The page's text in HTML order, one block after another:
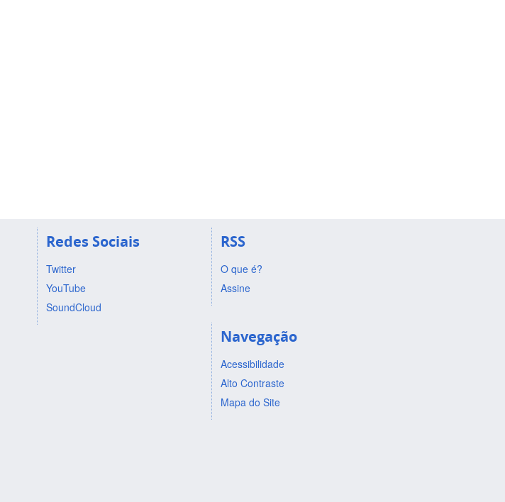
Redes Sociais
Twitter
YouTube
SoundCloud
RSS
O que é?
Assine
Navegação
Acessibilidade
Alto Contraste
Mapa do Site